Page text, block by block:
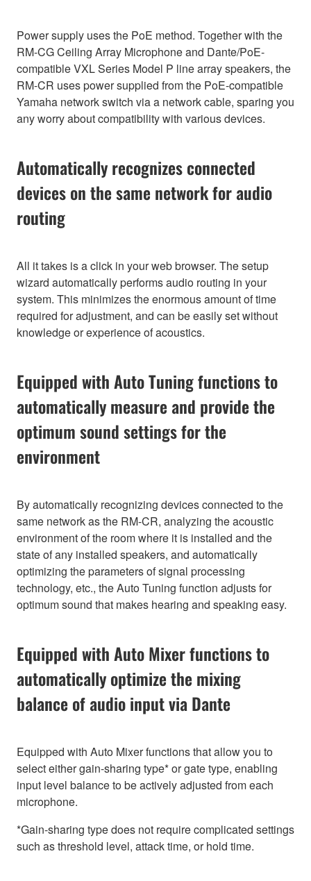
Power supply uses the PoE method. Together with the
RM-CG Ceiling Array Microphone and Dante/PoE-
compatible VXL Series Model P line array speakers, the
RM-CR uses power supplied from the PoE-compatible
Yamaha network switch via a network cable, sparing you
any worry about compatibility with various devices.
Automatically recognizes connected
devices on the same network for audio
routing
All it takes is a click in your web browser. The setup
wizard automatically performs audio routing in your
system. This minimizes the enormous amount of time
required for adjustment, and can be easily set without
knowledge or experience of acoustics.
Equipped with Auto Tuning functions to
automatically measure and provide the
optimum sound settings for the
environment
By automatically recognizing devices connected to the
same network as the RM-CR, analyzing the acoustic
environment of the room where it is installed and the
state of any installed speakers, and automatically
optimizing the parameters of signal processing
technology, etc., the Auto Tuning function adjusts for
optimum sound that makes hearing and speaking easy.
Equipped with Auto Mixer functions to
automatically optimize the mixing
balance of audio input via Dante
Equipped with Auto Mixer functions that allow you to
select either gain-sharing type* or gate type, enabling
input level balance to be actively adjusted from each
microphone.
*Gain-sharing type does not require complicated settings
such as threshold level, attack time, or hold time.